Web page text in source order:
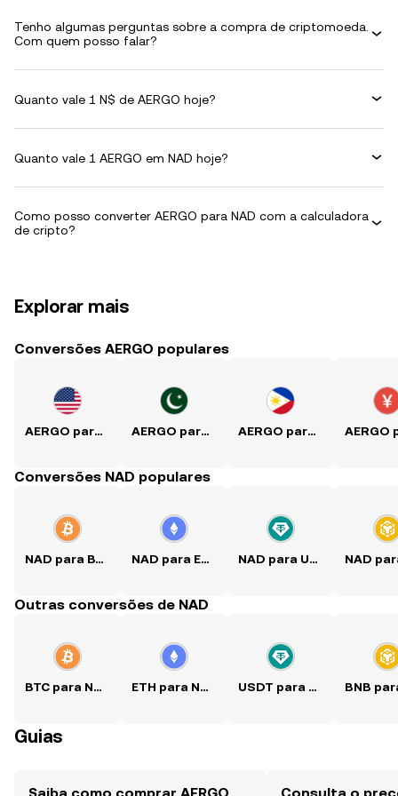
Tenho algumas perguntas sobre a compra de criptomoeda.
Com quem posso falar?
Quanto vale 1 N$ de AERGO hoje?
Quanto vale 1 AERGO em NAD hoje?
Como posso converter AERGO para NAD com a calculadora
de cripto?
Explorar mais
Conversões AERGO populares
AERGO para USD AERGO para PKR AERGO para PHP
Conversões NAD populares
NAD para BTC NAD para ETH NAD para USDT
Outras conversões de NAD
BTC para NAD ETH para NAD USDT para NAD
Guias